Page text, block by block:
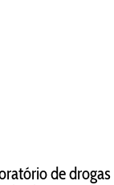
de drogas